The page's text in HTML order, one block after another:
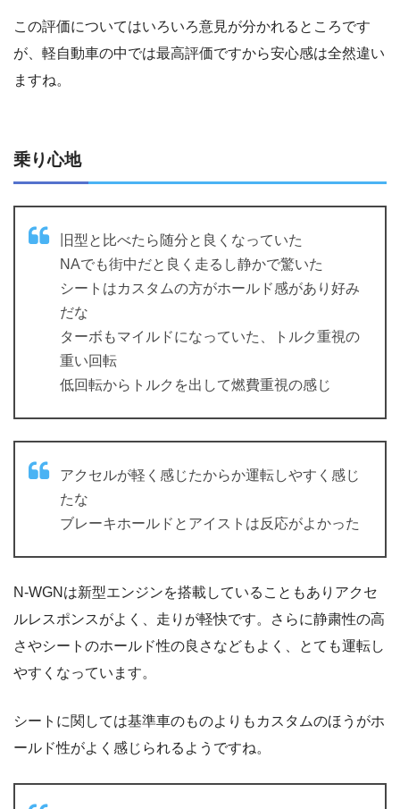
この評価についてはいろいろ意見が分かれるところです
が、軽自動車の中では最高評価ですから安心感は全然違い
ますね。
乗り心地
旧型と比べたら随分と良くなっていた
NAでも街中だと良く走るし静かで驚いた
シートはカスタムの方がホールド感があり好み
だな
ターボもマイルドになっていた、トルク重視の
重い回転
低回転からトルクを出して燃費重視の感じ
アクセルが軽く感じたからか運転しやすく感じ
たな
ブレーキホールドとアイストは反応がよかった
N-WGNは新型エンジンを搭載していることもありアクセ
ルレスポンスがよく、走りが軽快です。さらに静粛性の高
さやシートのホールド性の良さなどもよく、とても運転し
やすくなっています。
シートに関しては基準車のものよりもカスタムのほうがホ
ールド性がよく感じられるようですね。